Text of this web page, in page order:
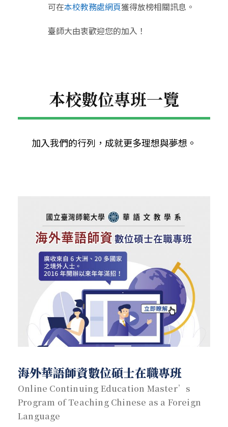
可在本校教務處網頁獲得放榜相關訊息。
臺師大由衷歡迎您的加入！
本校數位專班一覽
加入我們的行列，成就更多理想與夢想。
海外華語師資數位碩士在職專班
Online Continuing Education Master’s
Program of Teaching Chinese as a Foreign
Language